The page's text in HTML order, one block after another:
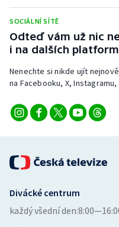
Stolní tenis
Triatlon
Volejbal
SOCIÁLNÍ SÍTĚ
Odteď vám už nic
i na dalších
Nenechte si nikde ujít
na Facebooku, X,
Divácké centrum
každý všední den: